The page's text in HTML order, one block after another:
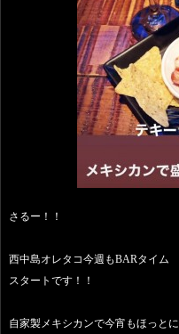
さるー！！
西中島オレタコ今週もBARタイム
スタートです！！
自家製メキシカンで今宵もほっとに